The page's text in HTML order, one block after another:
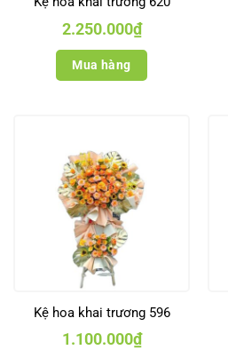
2.250.000₫
Mua hàng
Kệ hoa khai trương 596
1.100.000₫